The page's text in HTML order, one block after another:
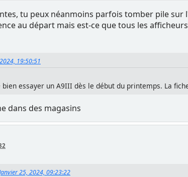
tu peux néanmoins parfois tomber pile
au départ mais est-ce que tous les
19:50:51
essayer un A9III dès le début du printemps. La
dans des magasins
25, 2024, 09:23:22